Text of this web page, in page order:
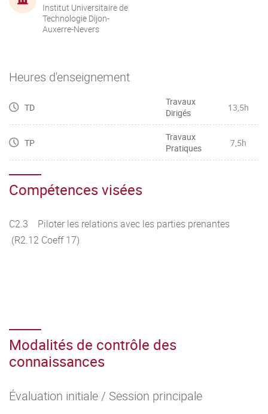
Institut Universitaire de
Technologie Dijon-
Auxerre-Nevers
Heures d'enseignement
TD
Travaux
Dirigés
13,5h
TP
Travaux
Pratiques
7,5h
Compétences visées
C2.3 Piloter les relations avec les parties prenantes
(R2.12 Coeff 17)
Modalités de contrôle des
connaissances
Évaluation initiale / Session principale